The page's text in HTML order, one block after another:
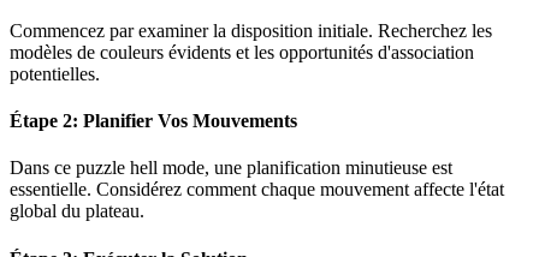
Commencez par examiner la disposition initiale. Recherchez les
modèles de couleurs évidents et les opportunités d'association
potentielles.
Étape 2: Planifier Vos Mouvements
Dans ce puzzle hell mode, une planification minutieuse est
essentielle. Considérez comment chaque mouvement affecte l'état
global du plateau.